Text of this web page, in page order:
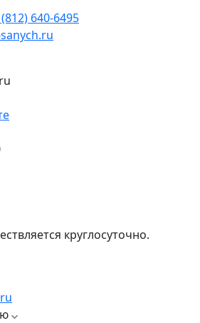
640-6495
круглосуточно.